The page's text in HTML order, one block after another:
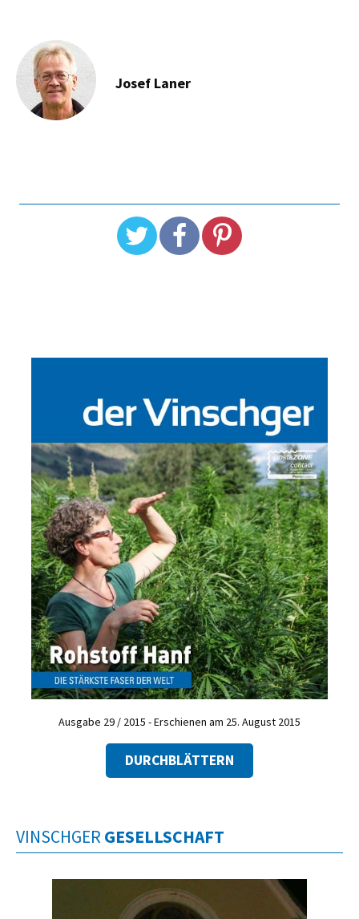
Josef Laner
Ausgabe 29 / 2015 - Erschienen am 25. August 2015
DURCHBLÄTTERN
VINSCHGER GESELLSCHAFT